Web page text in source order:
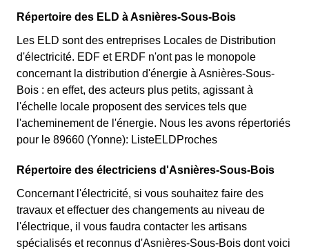
Répertoire des ELD à Asnières-Sous-Bois
Les ELD sont des entreprises Locales de Distribution
d'électricité. EDF et ERDF n'ont pas le monopole
concernant la distribution d'énergie à Asnières-Sous-
Bois : en effet, des acteurs plus petits, agissant à
l'échelle locale proposent des services tels que
l'acheminement de l'énergie. Nous les avons répertoriés
pour le 89660 (Yonne): ListeELDProches
Répertoire des électriciens d'Asnières-Sous-Bois
Concernant l'électricité, si vous souhaitez faire des
travaux et effectuer des changements au niveau de
l'électrique, il vous faudra contacter les artisans
spécialisés et reconnus d'Asnières-Sous-Bois dont voici